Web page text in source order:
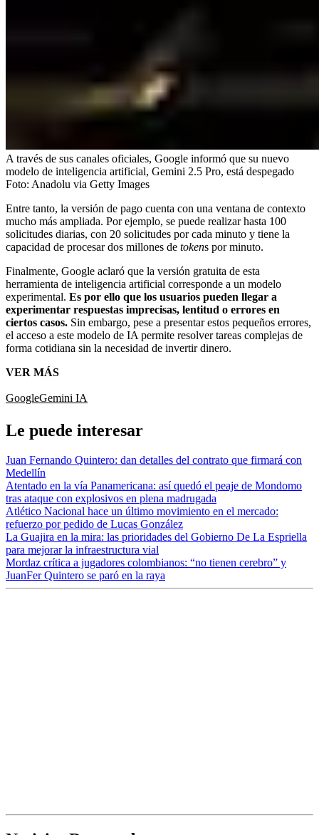
A través de sus canales oficiales, Google informó que su nuevo
modelo de inteligencia artificial, Gemini 2.5 Pro, está despegado
Foto: Anadolu via Getty Images
Entre tanto, la versión de pago cuenta con una ventana de contexto
mucho más ampliada. Por ejemplo, se puede realizar hasta 100
solicitudes diarias, con 20 solicitudes por cada minuto y tiene la
capacidad de procesar dos millones de tokens por minuto.
Finalmente, Google aclaró que la versión gratuita de esta
herramienta de inteligencia artificial corresponde a un modelo
experimental. Es por ello que los usuarios pueden llegar a
experimentar respuestas imprecisas, lentitud o errores en
ciertos casos. Sin embargo, pese a presentar estos pequeños errores,
el acceso a este modelo de IA permite resolver tareas complejas de
forma cotidiana sin la necesidad de invertir dinero.
VER MÁS
GoogleGemini IA
Le puede interesar
Juan Fernando Quintero: dan detalles del contrato que firmará con
Medellín
Atentado en la vía Panamericana: así quedó el peaje de Mondomo
tras ataque con explosivos en plena madrugada
Atlético Nacional hace un último movimiento en el mercado:
refuerzo por pedido de Lucas González
La Guajira en la mira: las prioridades del Gobierno De La Espriella
para mejorar la infraestructura vial
Mordaz crítica a jugadores colombianos: “no tienen cerebro” y
JuanFer Quintero se paró en la raya